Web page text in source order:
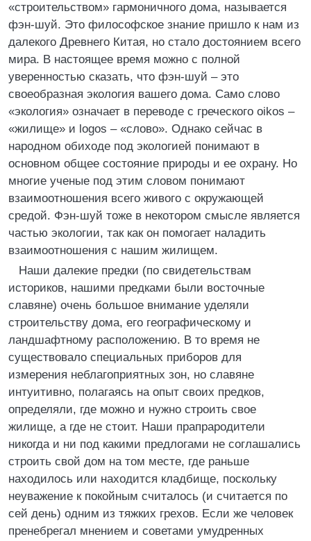
«строительством» гармоничного дома, называется
фэн-шуй. Это философское знание пришло к нам из
далекого Древнего Китая, но стало достоянием всего
мира. В настоящее время можно с полной
уверенностью сказать, что фэн-шуй – это
своеобразная экология вашего дома. Само слово
«экология» означает в переводе с греческого oikos –
«жилище» и logos – «слово». Однако сейчас в
народном обиходе под экологией понимают в
основном общее состояние природы и ее охрану. Но
многие ученые под этим словом понимают
взаимоотношения всего живого с окружающей
средой. Фэн-шуй тоже в некотором смысле является
частью экологии, так как он помогает наладить
взаимоотношения с нашим жилищем.
Наши далекие предки (по свидетельствам
историков, нашими предками были восточные
славяне) очень большое внимание уделяли
строительству дома, его географическому и
ландшафтному расположению. В то время не
существовало специальных приборов для
измерения неблагоприятных зон, но славяне
интуитивно, полагаясь на опыт своих предков,
определяли, где можно и нужно строить свое
жилище, а где не стоит. Наши прапрародители
никогда и ни под какими предлогами не соглашались
строить свой дом на том месте, где раньше
находилось или находится кладбище, поскольку
неуважение к покойным считалось (и считается по
сей день) одним из тяжких грехов. Если же человек
пренебрегал мнением и советами умудренных